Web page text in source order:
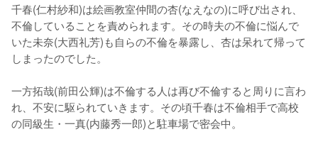
千春(仁村紗和)は絵画教室仲間の杏(なえなの)に呼び出され、
不倫していることを責められます。その時夫の不倫に悩んで
いた未奈(大西礼芳)も自らの不倫を暴露し、杏は呆れて帰って
しまったのでした。
一方拓哉(前田公輝)は不倫する人は再び不倫すると周りに言わ
れ、不安に駆られていきます。その頃千春は不倫相手で高校
の同級生・一真(内藤秀一郎)と駐車場で密会中。